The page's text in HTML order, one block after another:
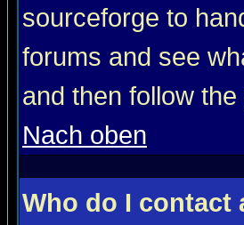
sourceforge to
forums and see
and then follow
Nach oben
Who do I contact